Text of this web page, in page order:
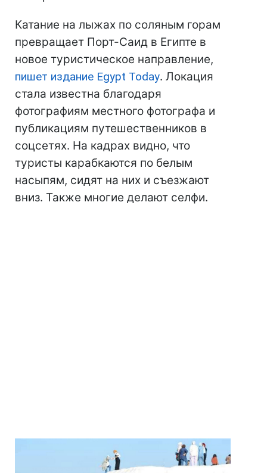
Катание на лыжах по соляным горам
превращает Порт-Саид в Египте в
новое туристическое направление,
пишет издание Egypt Today. Локация
стала известна благодаря
фотографиям местного фотографа и
публикациям путешественников в
соцсетях. На кадрах видно, что
туристы карабкаются по белым
насыпям, сидят на них и съезжают
вниз. Также многие делают селфи.